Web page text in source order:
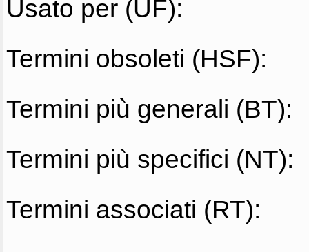
Usato per (UF):
Termini obsoleti (HSF):
Termini più generali (BT):
Termini più specifici (NT):
Termini associati (RT):